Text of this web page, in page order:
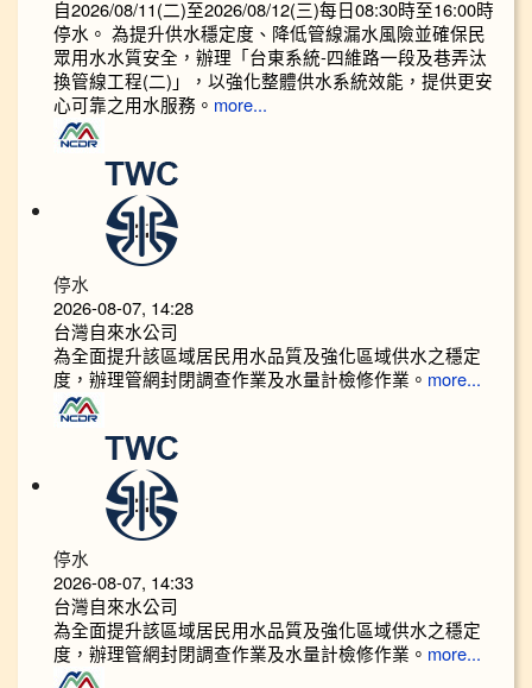
自2026/08/11(二)至2026/08/12(三)每日08:30時至16:00時
停水。 為提升供水穩定度、降低管線漏水風險並確保民
眾用水水質安全，辦理「台東系統-四維路一段及巷弄汰
換管線工程(二)」，以強化整體供水系統效能，提供更安
心可靠之用水服務。 more...
停水
2026-08-07, 14:28
台灣自來水公司
為全面提升該區域居民用水品質及強化區域供水之穩定
度，辦理管網封閉調查作業及水量計檢修作業。 more...
停水
2026-08-07, 14:33
台灣自來水公司
為全面提升該區域居民用水品質及強化區域供水之穩定
度，辦理管網封閉調查作業及水量計檢修作業。 more...